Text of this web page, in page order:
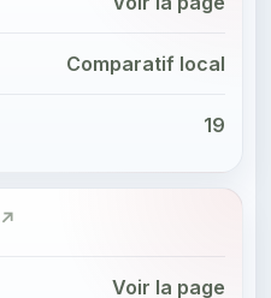
Comparatif local
19
Voir la page